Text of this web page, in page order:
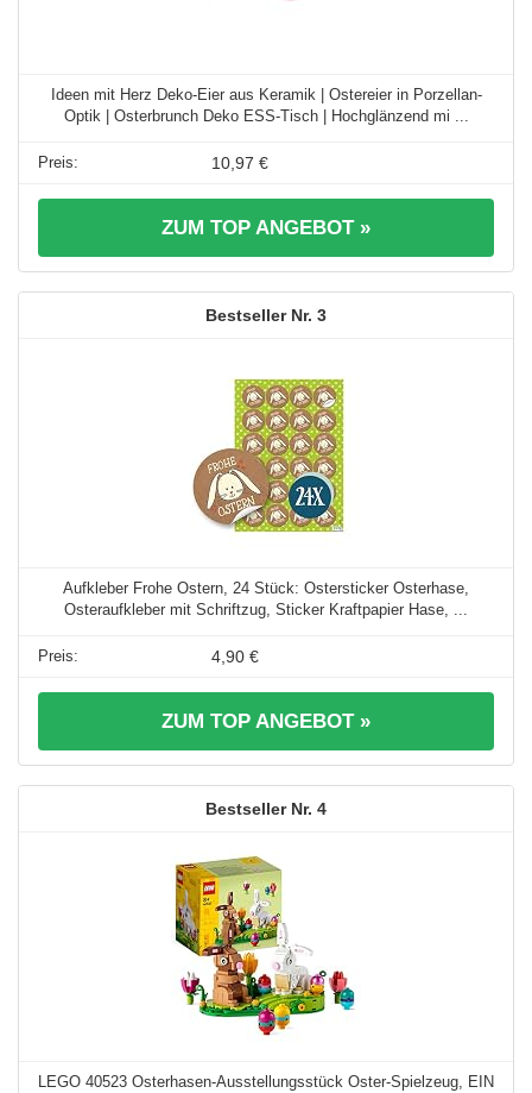
Ideen mit Herz Deko-Eier aus Keramik | Ostereier in Porzellan-
Optik | Osterbrunch Deko ESS-Tisch | Hochglänzend mi ...
10,97 €
ZUM TOP ANGEBOT »
3
Aufkleber Frohe Ostern, 24 Stück: Ostersticker Osterhase,
Osteraufkleber mit Schriftzug, Sticker Kraftpapier Hase, ...
4,90 €
ZUM TOP ANGEBOT »
4
LEGO 40523 Osterhasen-Ausstellungsstück Oster-Spielzeug, EIN